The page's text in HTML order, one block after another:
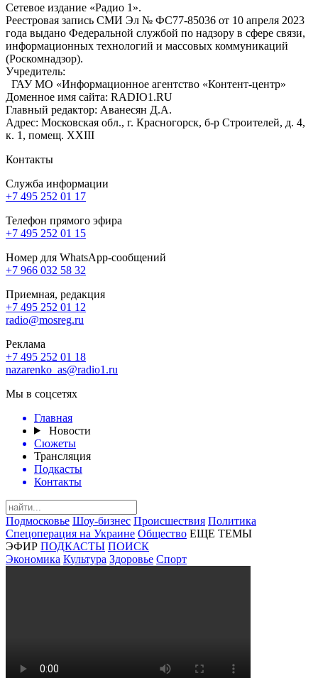
Сетевое издание «Радио 1».
Реестровая запись СМИ Эл № ФС77-85036 от 10 апреля 2023
года выдано Федеральной службой по надзору в сфере связи,
информационных технологий и массовых коммуникаций
(Роскомнадзор).
Учредитель:
ГАУ МО «Информационное агентство «Контент-центр»
Доменное имя сайта: RADIO1.RU
Главный редактор: Аванесян Д.А.
Адрес: Московская обл., г. Красногорск, б-р Строителей, д. 4,
к. 1, помещ. XXIII
Контакты
Служба информации
+7 495 252 01 17
Телефон прямого эфира
+7 495 252 01 15
Номер для WhatsApp-сообщений
+7 966 032 58 32
Приемная, редакция
+7 495 252 01 12
radio@mosreg.ru
Реклама
+7 495 252 01 18
nazarenko_as@radio1.ru
Мы в соцсетях
Главная
Новости
Сюжеты
Трансляция
Подкасты
Контакты
Подмосковье Шоу-бизнес Происшествия Политика
Спецоперация на Украине Общество ЕЩЕ ТЕМЫ
ЭФИР ПОДКАСТЫ ПОИСК
Экономика Культура Здоровье Спорт